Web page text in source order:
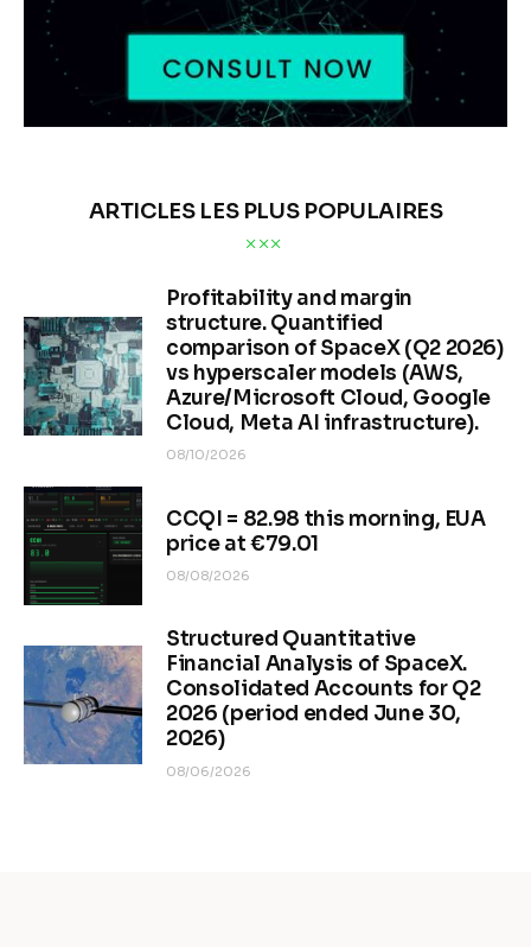
ARTICLES LES PLUS POPULAIRES
Profitability and margin
structure. Quantified
comparison of SpaceX (Q2 2026)
vs hyperscaler models (AWS,
Azure/Microsoft Cloud, Google
Cloud, Meta AI infrastructure).
08/10/2026
CCQI = 82.98 this morning, EUA
price at €79.01
08/08/2026
Structured Quantitative
Financial Analysis of SpaceX.
Consolidated Accounts for Q2
2026 (period ended June 30,
2026)
08/06/2026